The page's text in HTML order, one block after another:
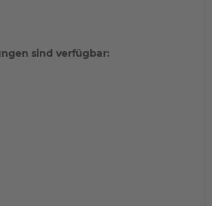
sind verfügbar: